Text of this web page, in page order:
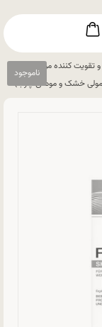
کننده مو پریورین |